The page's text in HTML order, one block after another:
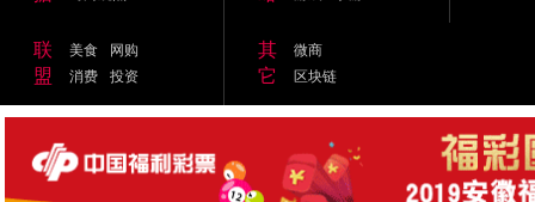
联
盟
美食
网购
消费
投资
其
它
微商
区块链